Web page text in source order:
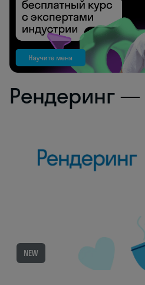
Рендеринг —
NEW
Skyeng Chat
online